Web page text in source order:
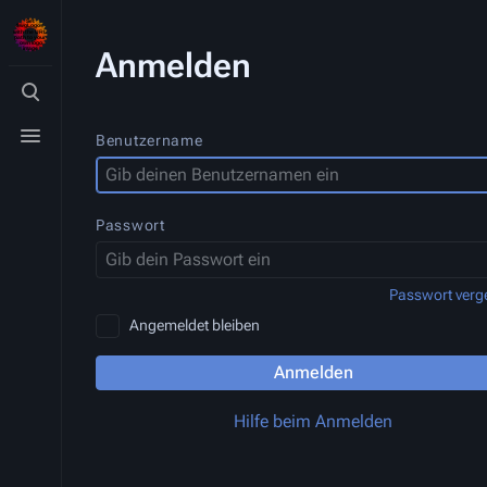
Suche
umschalten
umschalten
Anmelden
Benutzername
Passwort
Angemeldet bleiben
Anmelden
Hilfe beim Anmelden
Passwort